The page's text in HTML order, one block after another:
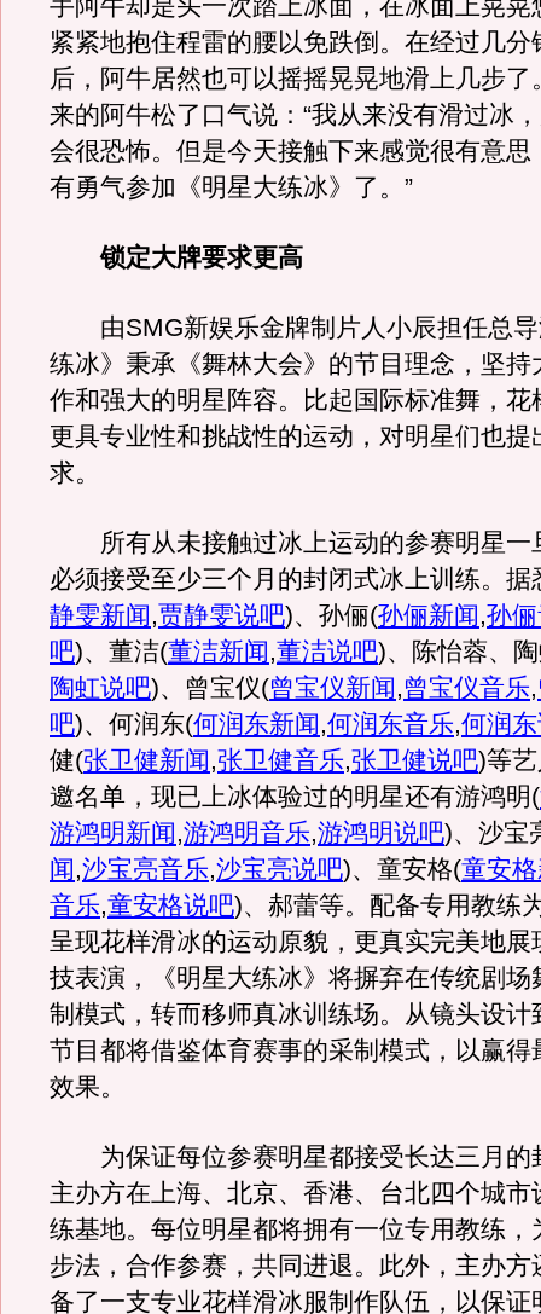
手阿牛却是头一次踏上冰面，在冰面上晃晃
紧紧地抱住程雷的腰以免跌倒。在经过几分
后，阿牛居然也可以摇摇晃晃地滑上几步了
来的阿牛松了口气说：“我从来没有滑过冰
会很恐怖。但是今天接触下来感觉很有意思
有勇气参加《明星大练冰》了。”
锁定大牌要求更高
由SMG新娱乐金牌制片人小辰担任总导
练冰》秉承《舞林大会》的节目理念，坚持
作和强大的明星阵容。比起国际标准舞，花
更具专业性和挑战性的运动，对明星们也提
求。
所有从未接触过冰上运动的参赛明星一
必须接受至少三个月的封闭式冰上训练。据
静雯新闻,贾静雯说吧)、孙俪(孙俪新闻,孙
吧)、董洁(董洁新闻,董洁说吧)、陈怡蓉、
陶虹说吧)、曾宝仪(曾宝仪新闻,曾宝仪音乐,
吧)、何润东(何润东新闻,何润东音乐,何润
健(张卫健新闻,张卫健音乐,张卫健说吧)等
邀名单，现已上冰体验过的明星还有游鸿明(
游鸿明新闻,游鸿明音乐,游鸿明说吧)、沙宝
闻,沙宝亮音乐,沙宝亮说吧)、童安格(童安
音乐,童安格说吧)、郝蕾等。配备专用教练
呈现花样滑冰的运动原貌，更真实完美地展
技表演，《明星大练冰》将摒弃在传统剧场
制模式，转而移师真冰训练场。从镜头设计
节目都将借鉴体育赛事的采制模式，以赢得
效果。
为保证每位参赛明星都接受长达三月的
主办方在上海、北京、香港、台北四个城市
练基地。每位明星都将拥有一位专用教练，
步法，合作参赛，共同进退。此外，主办方
备了一支专业花样滑冰服制作队伍，以保证